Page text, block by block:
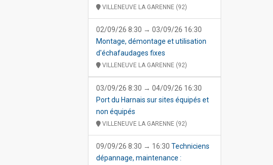
VILLENEUVE LA GARENNE (92)
02/09/26 8:30 → 03/09/26 16:30
Montage, démontage et utilisation
d'échafaudages fixes
VILLENEUVE LA GARENNE (92)
03/09/26 8:30 → 04/09/26 16:30
Port du Harnais sur sites équipés et
non équipés
VILLENEUVE LA GARENNE (92)
09/09/26 8:30 → 16:30 Techniciens
dépannage, maintenance :